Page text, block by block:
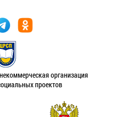
организация
проектов